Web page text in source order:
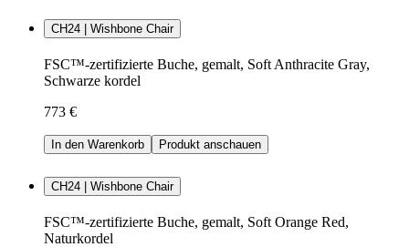
CH24 | Wishbone Chair
FSC™-zertifizierte Buche, gemalt, Soft Anthracite Gray,
Schwarze kordel
773 €
In den Warenkorb Produkt anschauen
CH24 | Wishbone Chair
FSC™-zertifizierte Buche, gemalt, Soft Orange Red,
Naturkordel